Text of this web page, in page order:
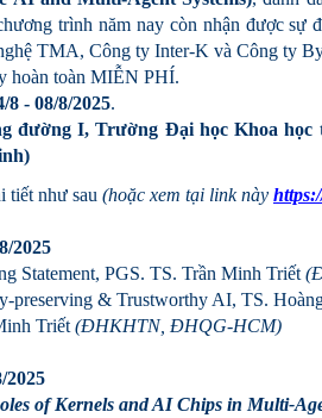
trình năm nay còn nhận được sự
TMA, Công ty Inter-K và Công ty
hoàn toàn MIỄN PHÍ.
8 - 08/8/2025.
đường I, Trường Đại học Khoa
tiết như sau (hoặc xem tại link này
2025
Statement, PGS. TS. Trần Minh Triết
preserving & Trustworthy AI, TS.
Triết (ĐHKHTN, ĐHQG-HCM)
2025
of Kernels and AI Chips in Multi-